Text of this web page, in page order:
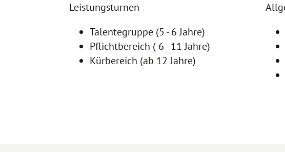
Leistungsturnen
Talentegruppe (5 - 6 Jahre)
Pflichtbereich ( 6 - 11 Jahre)
Kürbereich (ab 12 Jahre)